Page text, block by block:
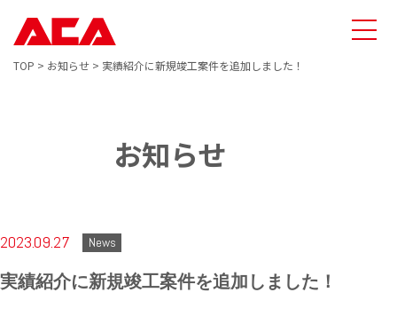
TOP > お知らせ > 実績紹介に新規竣工案件を追加しました！
お知らせ
2023.09.27 News
実績紹介に新規竣工案件を追加しました！